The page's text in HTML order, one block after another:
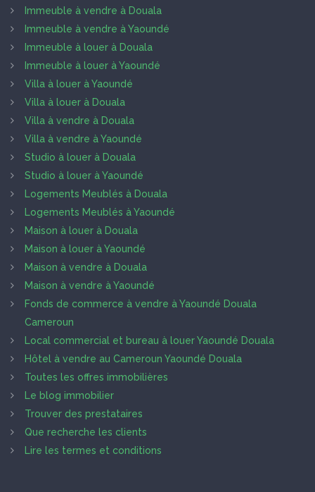
Immeuble à vendre à Douala
Immeuble à vendre à Yaoundé
Immeuble à louer à Douala
Immeuble à louer à Yaoundé
Villa à louer à Yaoundé
Villa à louer à Douala
Villa à vendre à Douala
Villa à vendre à Yaoundé
Studio à louer à Douala
Studio à louer à Yaoundé
Logements Meublés à Douala
Logements Meublés à Yaoundé
Maison à louer à Douala
Maison à louer à Yaoundé
Maison à vendre à Douala
Maison à vendre à Yaoundé
Fonds de commerce à vendre à Yaoundé Douala
Cameroun
Local commercial et bureau à louer Yaoundé Douala
Hôtel à vendre au Cameroun Yaoundé Douala
Toutes les offres immobilières
Le blog immobilier
Trouver des prestataires
Que recherche les clients
Lire les termes et conditions